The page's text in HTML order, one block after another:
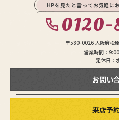
HPを見たと言ってお気軽に
0120-
〒580-0026 大阪府松
営業時間：
定休日：
お問い
来店予